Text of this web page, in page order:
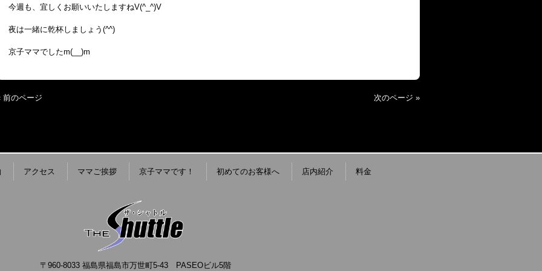
今週も、宜しくお願いいたしますねV(^_^)V
夜は一緒に乾杯しましょう(^^)
京子ママでしたm(__)m
前のページ 次のページ »
アクセス ママご挨拶 京子ママです！ 初めてのお客様へ 店内紹介 料金
〒960-8033 福島県福島市万世町5-43 PASEOビル5階